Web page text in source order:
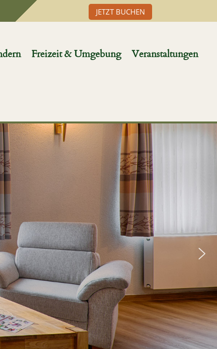
JETZT BUCHEN
Freizeit & Umgebung Veranstaltungen